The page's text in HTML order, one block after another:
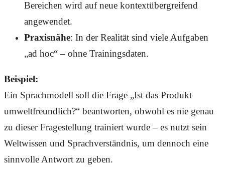
Bereichen wird auf neue kontextübergreifend
angewendet.
Praxisnähe: In der Realität sind viele Aufgaben
„ad hoc“ – ohne Trainingsdaten.
Beispiel:
Ein Sprachmodell soll die Frage „Ist das Produkt
umweltfreundlich?“ beantworten, obwohl es nie genau
zu dieser Fragestellung trainiert wurde – es nutzt sein
Weltwissen und Sprachverständnis, um dennoch eine
sinnvolle Antwort zu geben.